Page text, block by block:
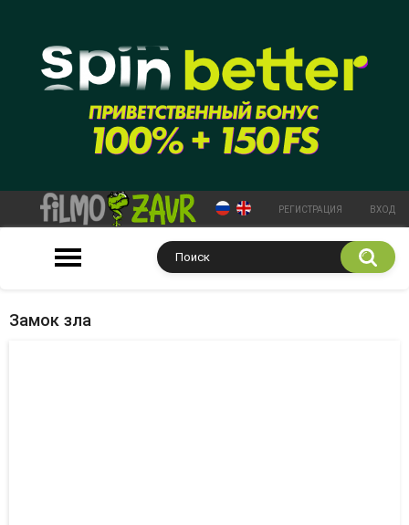
РЕГИСТРАЦИЯ ВХОД
Замок зла